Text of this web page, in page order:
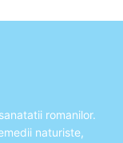
romanilor.
naturiste,